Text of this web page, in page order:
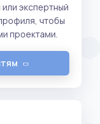
экспертный
чтобы
проектами.